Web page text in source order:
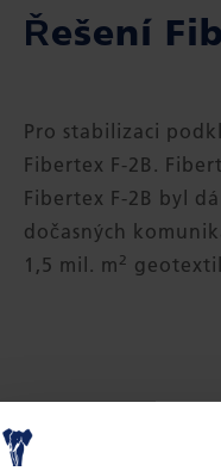
Řešení
Pro stabilizaci
Fibertex F-2B.
Fibertex F-2B byl
dočasných
1,5 mil. m 2